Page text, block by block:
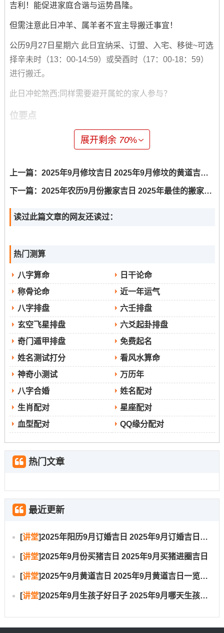
吉利！能促进家庭合谐与运势昌隆。
但需注意此日冲羊、属羊者不宜主导搬迁事宜！
公历9月27日星期六 此日宜纳采、订盟、入宅、移徙~可选
择辛未时（13：00-14:59）或癸酉时（17：00-18：59）
进行搬迁。
此日冲蛇煞西;同样需要避开属蛇的家人参与？
位要点
2025年太岁位于东南方，岁破方则在西北方位。搬家过程
性作业 以免触犯太岁。
静跟整洁至关重要！
三煞方位今年位于正东方；此方位宜静不宜动。搬迁过程
中应避免从正东方开始行动或在此方位放置重要家具;可在
此处放置白色或金属物品以化解不利效应？
紫白九星中八白左辅星飞临正北方~此为2025年最佳财
位。可在此方位放置红色地毯或黄水晶来激活财气！而五
黄廉贞星坐镇中宫...此为年度大凶病符位- 需保持安静并避
免放置电器或杂物！
搬家方位禁忌
正搬家时应避免从此方位率先进入或搬入大型家具.若房屋
正门朝向正东、可选择绕行或从侧门进入,以避开直冲之
气！
西北方作为岁破方，不宜在此方位安置卧室或厨房。若不
可避免，可在此处放置祥安阁泰山石敢当或祥安阁五帝钱
来化解不利效应？
东南太岁方位切忌放置重型家具或进行敲打作业~保持此方
位的通透合整洁~可放置绿色植物来平衡气场，但避免带刺
的植物品种！
搬家注意事项
展开剩余 70%
上一篇： 2025年9月修坟吉日 2025年9月修坟的黄道吉日是哪天
下一篇： 2025年农历9月份搬家吉日 2025年最佳的搬家吉日一览表
读过此篇文章的网友还读过：
热门测算
八字算命
日干论命
称骨论命
近一年运气
八字排盘
六壬排盘
玄空飞星排盘
六爻起卦排盘
奇门遁甲排盘
免费起名
姓名测试打分
看风水算命
神奇小测试
万历年
八字合婚
姓名配对
生肖配对
星座配对
血型配对
QQ缘分配对
热门文章
最近更新
[讲堂]2025年阳历9月订婚吉日 2025年9月订婚吉日有哪几天
[讲堂]2025年9月份买猪吉日 2025年9月买猪进圈吉日
[讲堂]2025午9月黄道吉日 2025年9月黄道吉日一览表大全
[讲堂]2025年9月生孩子好日子 2025年9月哪天生孩子比较好